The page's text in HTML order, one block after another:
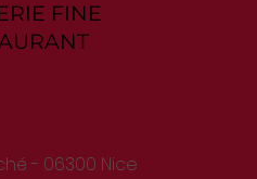
FINE
- 06300 Nice